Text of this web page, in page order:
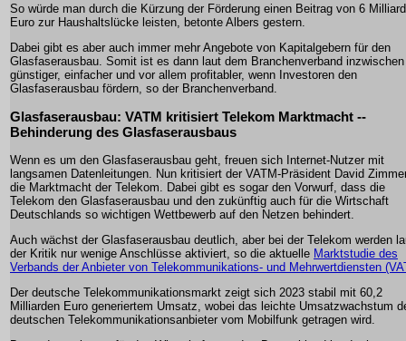
So würde man durch die Kürzung der Förderung einen Beitrag von 6
Euro zur Haushaltslücke leisten, betonte Albers gestern.
Dabei gibt es aber auch immer mehr Angebote von Kapitalgebern für den
Glasfaserausbau. Somit ist es dann laut dem Branchenverband
günstiger, einfacher und vor allem profitabler, wenn Investoren den
Glasfaserausbau fördern, so der Branchenverband.
Glasfaserausbau: VATM kritisiert Telekom Marktmacht --
Behinderung des Glasfaserausbaus
Wenn es um den Glasfaserausbau geht, freuen sich Internet-Nutzer mit
langsamen Datenleitungen. Nun kritisiert der VATM-Präsident David
die Marktmacht der Telekom. Dabei gibt es sogar den Vorwurf, dass die
Telekom den Glasfaserausbau und den zukünftig auch für die Wirtschaft
Deutschlands so wichtigen Wettbewerb auf den Netzen behindert.
Auch wächst der Glasfaserausbau deutlich, aber bei der Telekom werden
der Kritik nur wenige Anschlüsse aktiviert, so die aktuelle Marktstudie des
Verbands der Anbieter von Telekommunikations- und Mehrwertdiensten
Der deutsche Telekommunikationsmarkt zeigt sich 2023 stabil mit 60,2
Milliarden Euro generiertem Umsatz, wobei das leichte Umsatzwachstum
deutschen Telekommunikationsanbieter vom Mobilfunk getragen wird.